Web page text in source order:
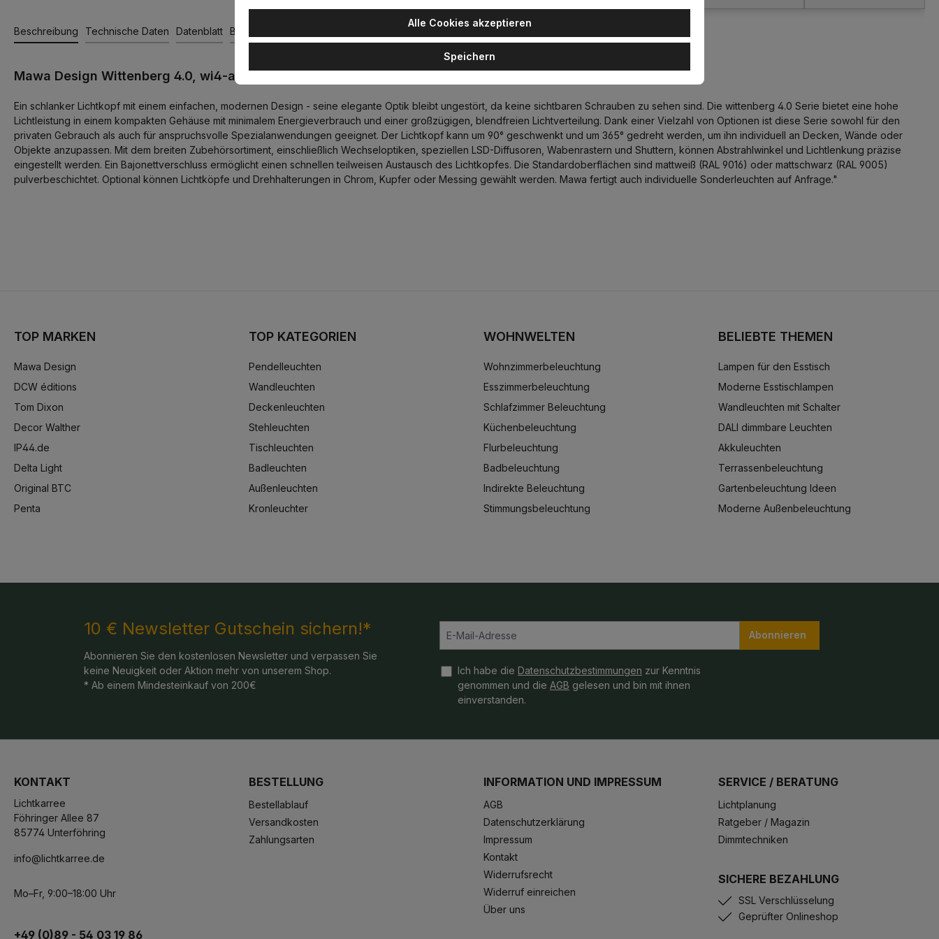
Beschreibung Technische Daten Datenblatt Bewertungen
Mawa Design Wittenberg 4.0, wi4-ab-1r Aufbaustrahler, Schwarz matt, Warmweiß 3000K, Medium 24°, DALI
Ein schlanker Lichtkopf mit einem einfachen, modernen Design - seine elegante Optik bleibt ungestört, da keine sichtbaren Schrauben zu sehen sind. Die wittenberg 4.0 Serie bietet eine hohe
Lichtleistung in einem kompakten Gehäuse mit minimalem Energieverbrauch und einer großzügigen, blendfreien Lichtverteilung. Dank einer Vielzahl von Optionen ist diese Serie sowohl für den
privaten Gebrauch als auch für anspruchsvolle Spezialanwendungen geeignet. Der Lichtkopf kann um 90° geschwenkt und um 365° gedreht werden, um ihn individuell an Decken, Wände oder
Objekte anzupassen. Mit dem breiten Zubehörsortiment, einschließlich Wechseloptiken, speziellen LSD-Diffusoren, Wabenrastern und Shuttern, können Abstrahlwinkel und Lichtlenkung präzise
eingestellt werden. Ein Bajonettverschluss ermöglicht einen schnellen teilweisen Austausch des Lichtkopfes. Die Standardoberflächen sind mattweiß (RAL 9016) oder mattschwarz (RAL 9005)
pulverbeschichtet. Optional können Lichtköpfe und Drehhalterungen in Chrom, Kupfer oder Messing gewählt werden. Mawa fertigt auch individuelle Sonderleuchten auf Anfrage."
TOP MARKEN
Mawa Design
DCW éditions
Tom Dixon
Decor Walther
IP44.de
Delta Light
Original BTC
Penta
TOP KATEGORIEN
Pendelleuchten
Wandleuchten
Deckenleuchten
Stehleuchten
Tischleuchten
Badleuchten
Außenleuchten
Kronleuchter
WOHNWELTEN
Wohnzimmerbeleuchtung
Esszimmerbeleuchtung
Schlafzimmer Beleuchtung
Küchenbeleuchtung
Flurbeleuchtung
Badbeleuchtung
Indirekte Beleuchtung
Stimmungsbeleuchtung
BELIEBTE THEMEN
Lampen für den Esstisch
Moderne Esstischlampen
Wandleuchten mit Schalter
DALI dimmbare Leuchten
Akkuleuchten
Terrassenbeleuchtung
Gartenbeleuchtung Ideen
Moderne Außenbeleuchtung
10 € Newsletter Gutschein sichern!*
Abonnieren Sie den kostenlosen Newsletter und verpassen Sie
keine Neuigkeit oder Aktion mehr von unserem Shop.
* Ab einem Mindesteinkauf von 200€
Abonnieren
Ich habe die Datenschutzbestimmungen zur Kenntnis
genommen und die AGB gelesen und bin mit ihnen
einverstanden.
KONTAKT
Lichtkarree
Föhringer Allee 87
85774 Unterföhring
info@lichtkarree.de
Mo–Fr, 9:00–18:00 Uhr
+49 (0)89 - 54 03 19 86
BESTELLUNG
Bestellablauf
Versandkosten
Zahlungsarten
INFORMATION UND IMPRESSUM
AGB
Datenschutzerklärung
Impressum
Kontakt
Widerrufsrecht
Widerruf einreichen
Über uns
SERVICE / BERATUNG
Lichtplanung
Ratgeber / Magazin
Dimmtechniken
SICHERE BEZAHLUNG
SSL Verschlüsselung
Geprüfter Onlineshop
Alle Cookies akzeptieren
Speichern